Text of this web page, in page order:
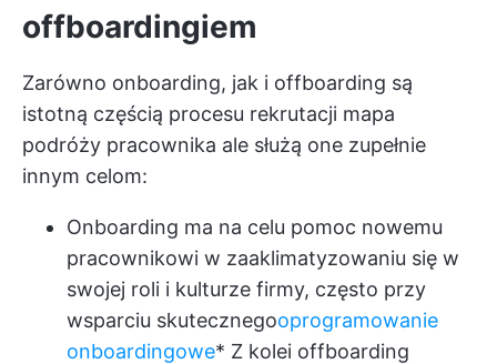
offboardingiem
Zarówno onboarding, jak i offboarding są
istotną częścią procesu rekrutacji mapa
podróży pracownika ale służą one zupełnie
innym celom:
Onboarding ma na celu pomoc nowemu
pracownikowi w zaaklimatyzowaniu się w
swojej roli i kulturze firmy, często przy
wsparciu skutecznegooprogramowanie
onboardingowe* Z kolei offboarding